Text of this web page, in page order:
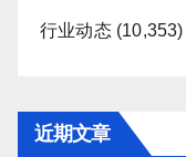
行业动态(10,353)
近期文章